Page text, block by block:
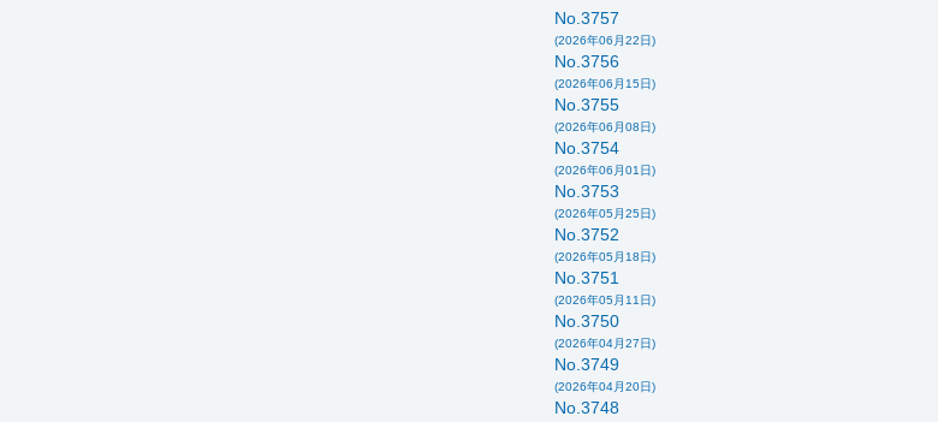
No.3757
(2026年06月22日)
No.3756
(2026年06月15日)
No.3755
(2026年06月08日)
No.3754
(2026年06月01日)
No.3753
(2026年05月25日)
No.3752
(2026年05月18日)
No.3751
(2026年05月11日)
No.3750
(2026年04月27日)
No.3749
(2026年04月20日)
No.3748